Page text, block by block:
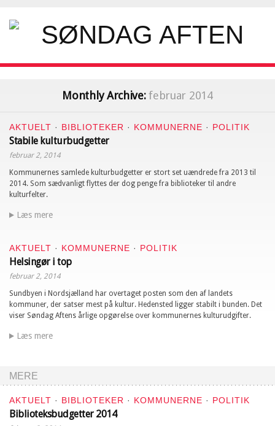
Monthly Archive:februar 2014
AKTUELT · BIBLIOTEKER · KOMMUNERNE · POLITIK
Stabile kulturbudgetter
februar 2, 2014
Kommunernes samlede kulturbudgetter er stort set uændrede fra 2013 til
2014. Som sædvanligt flyttes der dog penge fra biblioteker til andre
kulturfelter.
Læs mere
AKTUELT · KOMMUNERNE · POLITIK
Helsingør i top
februar 2, 2014
Sundbyen i Nordsjælland har overtaget posten som den af landets
kommuner, der satser mest på kultur. Hedensted ligger stabilt i bunden. Det
viser Søndag Aftens årlige opgørelse over kommunernes kulturudgifter.
Læs mere
MERE
AKTUELT · BIBLIOTEKER · KOMMUNERNE · POLITIK
Biblioteksbudgetter 2014